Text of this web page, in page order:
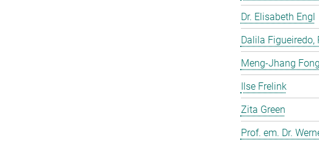
Dr. Elisabeth Engl
Dalila Figueiredo,
Meng-Jhang
Ilse Frelink
Zita Green
Prof. em. Dr.